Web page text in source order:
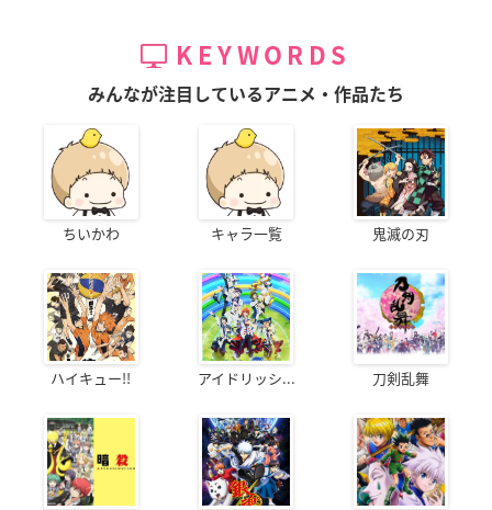
KEYWORDS
みんなが注目しているアニメ・作品たち
ちいかわ キャラ一覧 鬼滅の刃
ハイキュー!! アイドリッシ... 刀剣乱舞